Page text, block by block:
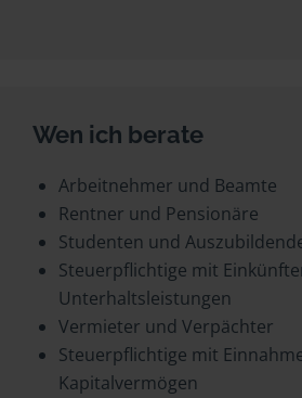
Wen ich berate
Arbeitnehmer und Beamte
Rentner und Pensionäre
Studenten und
Steuerpflichtige mit
Unterhaltsleistungen
Vermieter und Verpächter
Steuerpflichtige mit
Kapitalvermögen